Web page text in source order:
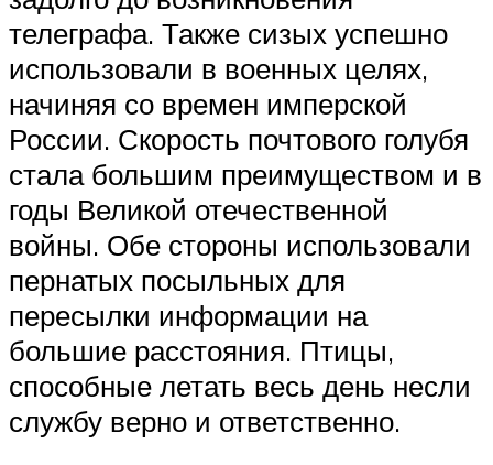
телеграфа. Также сизых успешно
использовали в военных целях,
начиняя со времен имперской
России. Скорость почтового голубя
стала большим преимуществом и в
годы Великой отечественной
войны. Обе стороны использовали
пернатых посыльных для
пересылки информации на
большие расстояния. Птицы,
способные летать весь день несли
службу верно и ответственно.